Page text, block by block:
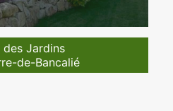
des Jardins
de-Bancalié